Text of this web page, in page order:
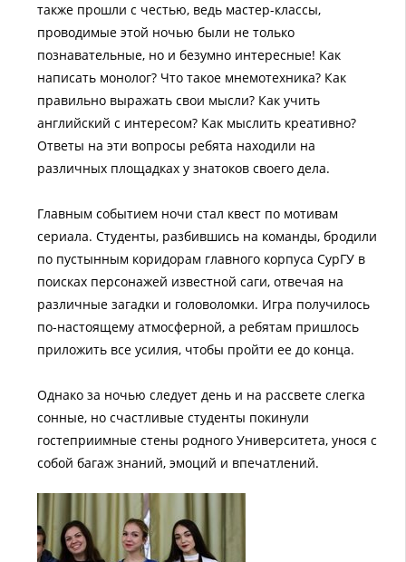
также прошли с честью, ведь мастер-классы,
проводимые этой ночью были не только
познавательные, но и безумно интересные! Как
написать монолог? Что такое мнемотехника? Как
правильно выражать свои мысли? Как учить
английский с интересом? Как мыслить креативно?
Ответы на эти вопросы ребята находили на
различных площадках у знатоков своего дела.
Главным событием ночи стал квест по мотивам
сериала. Студенты, разбившись на команды, бродили
по пустынным коридорам главного корпуса СурГУ в
поисках персонажей известной саги, отвечая на
различные загадки и головоломки. Игра получилось
по-настоящему атмосферной, а ребятам пришлось
приложить все усилия, чтобы пройти ее до конца.
Однако за ночью следует день и на рассвете слегка
сонные, но счастливые студенты покинули
гостеприимные стены родного Университета, унося с
собой багаж знаний, эмоций и впечатлений.